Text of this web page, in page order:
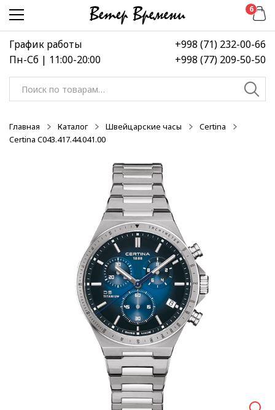
Перейти
навигации
Перейти
содержимому
6
График работы
Пн-Сб | 11:00-20:00
+998 (71) 232-00-66
+998 (77) 209-50-50
Искать:
Главная Каталог Швейцарские часы
Certina
Certina C043.417.44.041.00